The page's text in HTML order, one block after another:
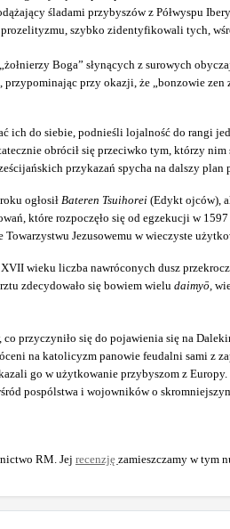
śladami przybyszów z Półwyspu
szybko zidentyfikowali tych,
Boga” słynących z surowych
przy okazji, że „bonzowie zen
ich do siebie, podnieśli lojalność do rangi
obrócił się przeciwko tym, którzy
przykazań spycha na dalszy plan
ogłosił Bateren Tsuihorei (Edykt ojców),
które rozpoczęło się od egzekucji w
Jezusowemu w wieczyste
wieku liczba nawróconych dusz
zdecydowało się bowiem wielu daimyō,
przyczyniło się do pojawienia się na
na katolicyzm panowie feudalni sami z
go w użytkowanie przybyszom z
pospólstwa i wojowników o
RM. Jej recenzję zamieszczamy w tym